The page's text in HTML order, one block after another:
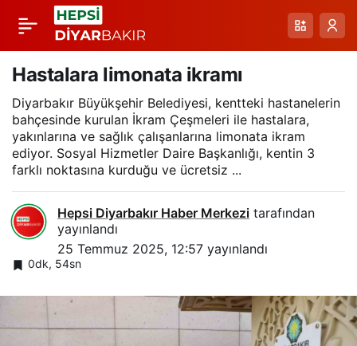
Hastalara limonata ikramı
Diyarbakır Büyükşehir Belediyesi, kentteki hastanelerin
bahçesinde kurulan İkram Çeşmeleri ile hastalara,
yakınlarına ve sağlık çalışanlarına limonata ikram
ediyor. Sosyal Hizmetler Daire Başkanlığı, kentin 3
farklı noktasına kurduğu ve ücretsiz ...
Hepsi Diyarbakır Haber Merkezi tarafından
yayınlandı
25 Temmuz 2025, 12:57 yayınlandı
0dk, 54sn
Stajyer öğrencilere iş
sağlığı ve güvenliği
eğitimi verildi
Paylaş